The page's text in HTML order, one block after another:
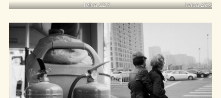
leica Z2X leica Z2X